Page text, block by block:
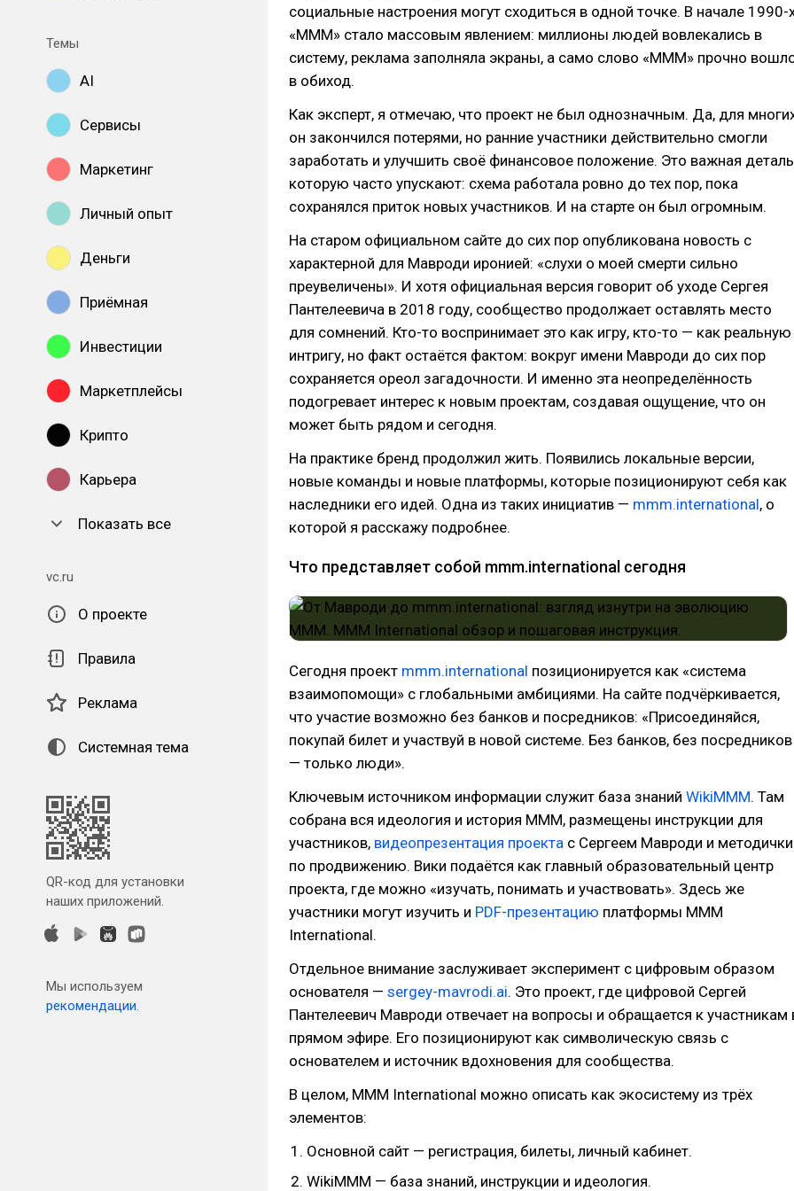
Темы
AI
Сервисы
Маркетинг
Личный опыт
Деньги
Приёмная
Инвестиции
Маркетплейсы
Крипто
Карьера
Показать все
vc.ru
О проекте
Правила
Реклама
Системная тема
QR-код для установки
наших приложений.
Мы используем
рекомендации.
социальные настроения могут сходиться в одной точке. В начале 1990-
«МММ» стало массовым явлением: миллионы людей вовлекались в
систему, реклама заполняла экраны, а само слово «МММ» прочно
в обиход.
Как эксперт, я отмечаю, что проект не был однозначным. Да, для
он закончился потерями, но ранние участники действительно смогли
заработать и улучшить своё финансовое положение. Это важная
которую часто упускают: схема работала ровно до тех пор, пока
сохранялся приток новых участников. И на старте он был огромным.
На старом официальном сайте до сих пор опубликована новость с
характерной для Мавроди иронией: «слухи о моей смерти сильно
преувеличены». И хотя официальная версия говорит об уходе Сергея
Пантелеевича в 2018 году, сообщество продолжает оставлять место
для сомнений. Кто-то воспринимает это как игру, кто-то — как реальную
интригу, но факт остаётся фактом: вокруг имени Мавроди до сих пор
сохраняется ореол загадочности. И именно эта неопределённость
подогревает интерес к новым проектам, создавая ощущение, что он
может быть рядом и сегодня.
На практике бренд продолжил жить. Появились локальные версии,
новые команды и новые платформы, которые позиционируют себя как
наследники его идей. Одна из таких инициатив — mmm.international, о
которой я расскажу подробнее.
Что представляет собой mmm.international сегодня
Сегодня проект mmm.international позиционируется как «система
взаимопомощи» с глобальными амбициями. На сайте подчёркивается,
что участие возможно без банков и посредников: «Присоединяйся,
покупай билет и участвуй в новой системе. Без банков, без посредников
— только люди».
Ключевым источником информации служит база знаний WikiMMM. Там
собрана вся идеология и история МММ, размещены инструкции для
участников, видеопрезентация проекта с Сергеем Мавроди и методички
по продвижению. Вики подаётся как главный образовательный центр
проекта, где можно «изучать, понимать и участвовать». Здесь же
участники могут изучить и PDF-презентацию платформы MMM
International.
Отдельное внимание заслуживает эксперимент с цифровым образом
основателя — sergey-mavrodi.ai. Это проект, где цифровой Сергей
Пантелеевич Мавроди отвечает на вопросы и обращается к участникам
прямом эфире. Его позиционируют как символическую связь с
основателем и источник вдохновения для сообщества.
В целом, MMM International можно описать как экосистему из трёх
элементов:
Основной сайт — регистрация, билеты, личный кабинет.
WikiMMM — база знаний, инструкции и идеология.